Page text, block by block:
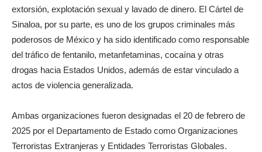
extorsión, explotación sexual y lavado de dinero. El Cártel de
Sinaloa, por su parte, es uno de los grupos criminales más
poderosos de México y ha sido identificado como responsable
del tráfico de fentanilo, metanfetaminas, cocaína y otras
drogas hacia Estados Unidos, además de estar vinculado a
actos de violencia generalizada.
Ambas organizaciones fueron designadas el 20 de febrero de
2025 por el Departamento de Estado como Organizaciones
Terroristas Extranjeras y Entidades Terroristas Globales.